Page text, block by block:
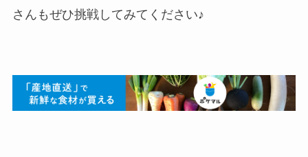
さんもぜひ挑戦してみてください♪